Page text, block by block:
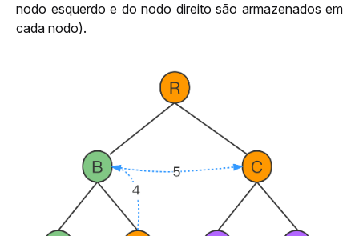
nodo esquerdo e do nodo direito são armazenados em
cada nodo).